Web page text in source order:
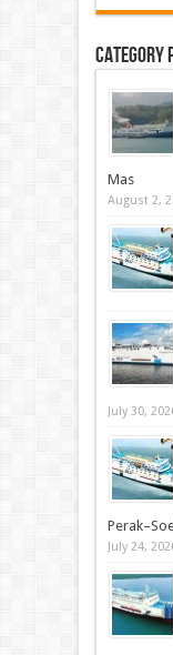
Category
Mas
August 2,
July 30,
July 24,